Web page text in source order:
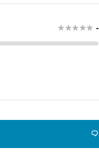
 -
